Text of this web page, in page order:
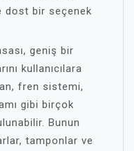
dost bir seçenek
geniş bir
kullanıcılara
fren sistemi,
gibi birçok
Bunun
tamponlar ve